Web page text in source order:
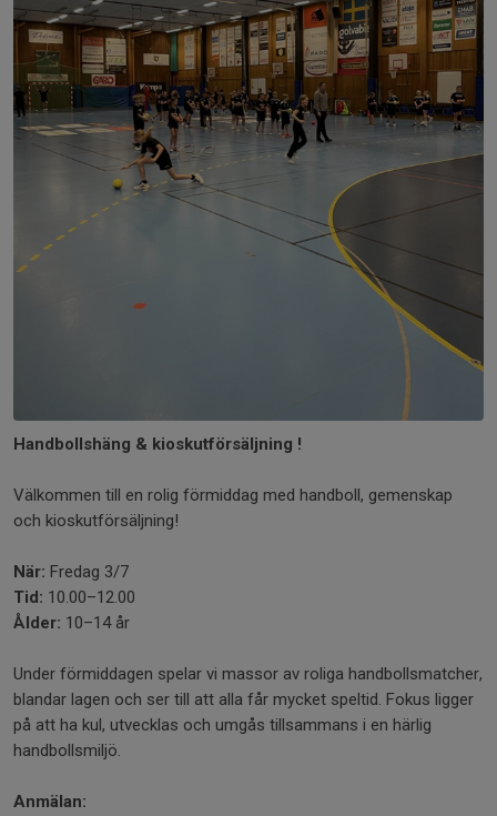
Handbollshäng & kioskutförsäljning !
Välkommen till en rolig förmiddag med handboll, gemenskap
och kioskutförsäljning!
När: Fredag 3/7
Tid: 10.00–12.00
Ålder: 10–14 år
Under förmiddagen spelar vi massor av roliga handbollsmatcher,
blandar lagen och ser till att alla får mycket speltid. Fokus ligger
på att ha kul, utvecklas och umgås tillsammans i en härlig
handbollsmiljö.
Anmälan: